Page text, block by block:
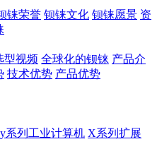
铼荣誉 钡铼文化 钡铼愿景 资
型视频 全球化的钡铼 产品介
技术优势 产品优势
系列工业计算机 X系列扩展